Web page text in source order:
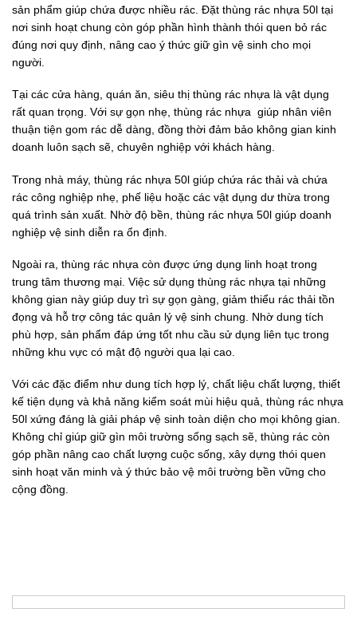
sản phẩm giúp chứa được nhiều rác. Đặt thùng rác nhựa 50l tại
nơi sinh hoạt chung còn góp phần hình thành thói quen bỏ rác
đúng nơi quy định, nâng cao ý thức giữ gìn vệ sinh cho mọi
người.
Tại các cửa hàng, quán ăn, siêu thị thùng rác nhựa là vật dụng
rất quan trọng. Với sự gọn nhẹ, thùng rác nhựa giúp nhân viên
thuận tiện gom rác dễ dàng, đồng thời đảm bảo không gian kinh
doanh luôn sạch sẽ, chuyên nghiệp với khách hàng.
Trong nhà máy, thùng rác nhựa 50l giúp chứa rác thải và chứa
rác công nghiệp nhẹ, phế liệu hoặc các vật dụng dư thừa trong
quá trình sản xuất. Nhờ độ bền, thùng rác nhựa 50l giúp doanh
nghiệp vệ sinh diễn ra ổn định.
Ngoài ra, thùng rác nhựa còn được ứng dụng linh hoạt trong
trung tâm thương mại. Việc sử dụng thùng rác nhựa tại những
không gian này giúp duy trì sự gọn gàng, giảm thiểu rác thải tồn
đọng và hỗ trợ công tác quản lý vệ sinh chung. Nhờ dung tích
phù hợp, sản phẩm đáp ứng tốt nhu cầu sử dụng liên tục trong
những khu vực có mật độ người qua lại cao.
Với các đặc điểm như dung tích hợp lý, chất liệu chất lượng, thiết
kế tiện dụng và khả năng kiểm soát mùi hiệu quả, thùng rác nhựa
50l xứng đáng là giải pháp vệ sinh toàn diện cho mọi không gian.
Không chỉ giúp giữ gìn môi trường sống sạch sẽ, thùng rác còn
góp phần nâng cao chất lượng cuộc sống, xây dựng thói quen
sinh hoạt văn minh và ý thức bảo vệ môi trường bền vững cho
cộng đồng.